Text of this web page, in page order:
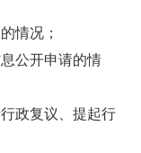
情况；
公开申请的情
政复议、提起行